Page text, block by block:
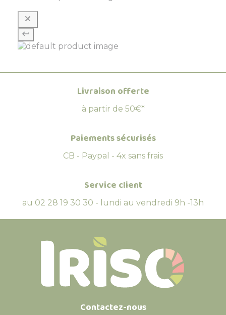
Livraison offerte
à partir de 50€*
Paiements sécurisés
CB - Paypal - 4x sans frais
Service client
au 02 28 19 30 30 - lundi au vendredi 9h -13h
Contactez-nous